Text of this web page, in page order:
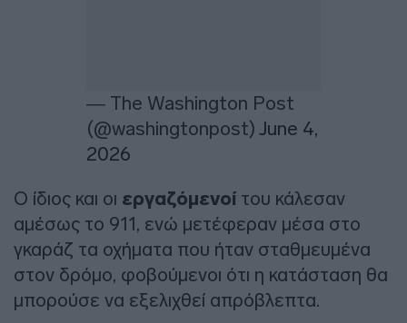
— The Washington Post
(@washingtonpost) June 4,
2026
Ο ίδιος και οι εργαζόμενοί του κάλεσαν
αμέσως το 911, ενώ μετέφεραν μέσα στο
γκαράζ τα οχήματα που ήταν σταθμευμένα
στον δρόμο, φοβούμενοι ότι η κατάσταση θα
μπορούσε να εξελιχθεί απρόβλεπτα.